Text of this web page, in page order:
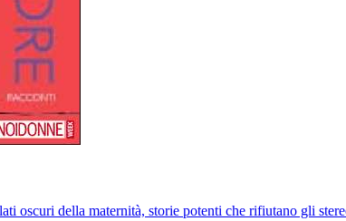
oscuri della maternità, storie potenti che rifiutano gli